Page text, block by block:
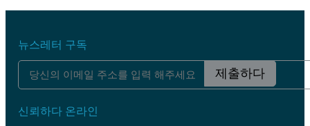
뉴스레터 구독
제출하다
신뢰하다 온라인